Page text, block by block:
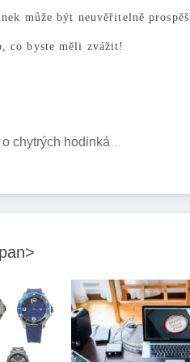
může být neuvěřitelně
co byste měli zvážit!
jako nástroji pro fitness